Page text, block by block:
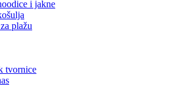
i jakne
plažu
tvornice